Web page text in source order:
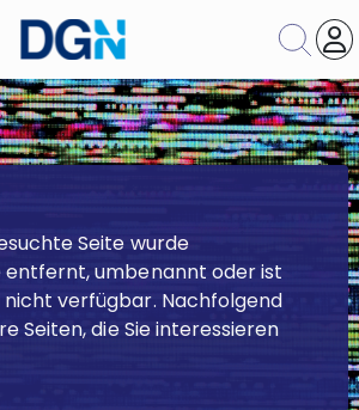
Zurücksetzen
Seite wurde
entfernt, umbenannt oder ist
verfügbar. Nachfolgend
Seiten, die Sie interessieren